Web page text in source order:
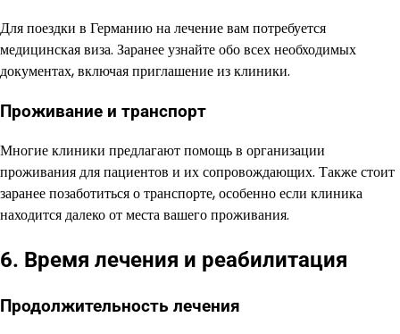
Для поездки в Германию на лечение вам потребуется
медицинская виза. Заранее узнайте обо всех необходимых
документах, включая приглашение из клиники.
Проживание и транспорт
Многие клиники предлагают помощь в организации
проживания для пациентов и их сопровождающих. Также стоит
заранее позаботиться о транспорте, особенно если клиника
находится далеко от места вашего проживания.
6. Время лечения и реабилитация
Продолжительность лечения